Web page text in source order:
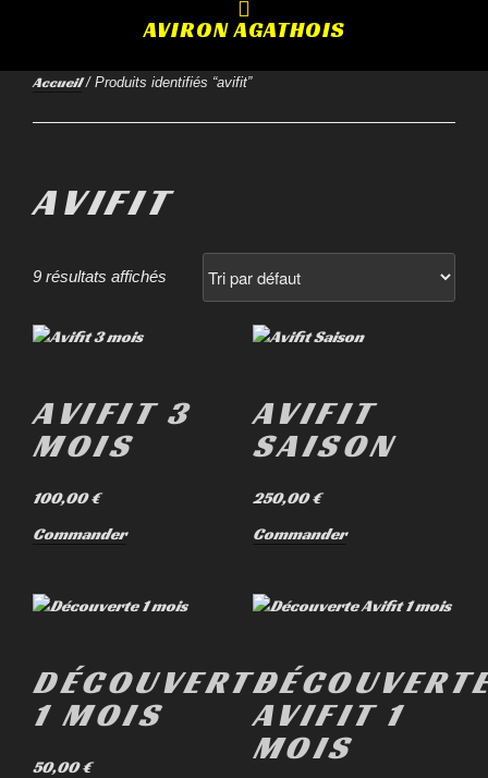
AVIRON AGATHOIS
Accueil/ Produits identifiés “avifit”
AVIFIT
9 résultats affichés
AVIFIT 3
MOIS
100,00€
Commander
AVIFIT
SAISON
250,00€
Commander
DÉCOUVERTE
1 MOIS
50,00€
AVIFIT 1
MOIS